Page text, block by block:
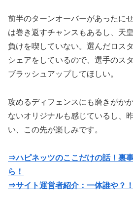
前半のターンオーバーがあったに
は巻き返すチャンスもあるし、天
負けを喫していない。選んだロス
シェアをしているので、選手のス
ブラッシュアップしてほしい。
攻めるディフェンスにも磨きがか
ないオリジナルも感じているし、
い、この先が楽しみです。
⇒ハピネッツのここだけの話！裏
ら！
⇒サイト運営者紹介：一体誰や？！